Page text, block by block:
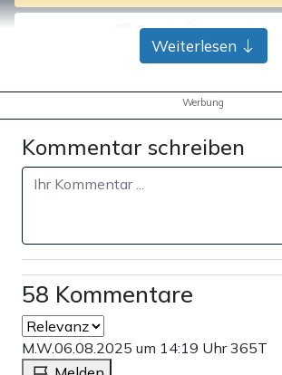
Bank-Überweisung
Weiterlesen
Werbung
Kommentar schreiben
58 Kommentare
M.W.06.08.2025 um 14:19 Uhr365T